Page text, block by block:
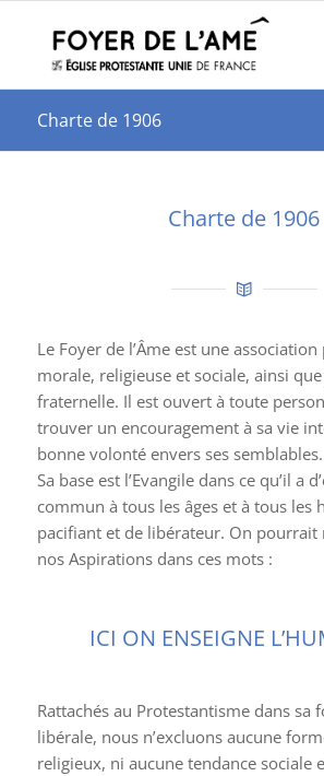
Charte de 1906
Charte de 1906
Le Foyer de l’Âme est une
morale, religieuse et sociale, ainsi
fraternelle. Il est ouvert à toute
trouver un encouragement à sa vie
bonne volonté envers ses
Sa base est l’Evangile dans ce qu’il a
commun à tous les âges et à tous les
pacifiant et de libérateur. On pourrait
nos Aspirations dans ces mots :
ICI ON ENSEIGNE
Rattachés au Protestantisme dans sa
libérale, nous n’excluons aucune
religieux, ni aucune tendance sociale